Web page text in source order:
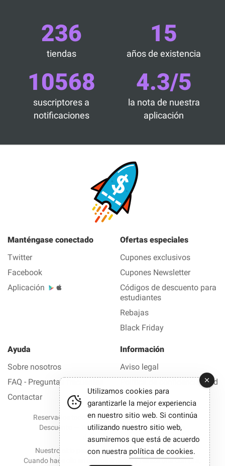
236
tiendas
15
años de existencia
10568
suscriptores a
notificaciones
4.3/5
la nota de nuestra
aplicación
Manténgase conectado
Twitter
Facebook
Aplicación
Ofertas especiales
Cupones exclusivos
Cupones Newsletter
Códigos de descuento para
estudiantes
Rebajas
Black Friday
Ayuda
Sobre nosotros
FAQ - Preguntas frecuentes
Contactar
Información
Aviso legal
Política de confidencialidad
Reservados todos los derechos © 2012-2026 Buen
Descuento — Todas las ofertas y los códigos de
descuento en 1 clic
Nuestro sitio participa en programas de afiliación.
Cuando hace clic en ciertos enlaces y realiza una compra,
Utilizamos cookies para
garantizarle la mejor experiencia
en nuestro sitio web. Si continúa
utilizando nuestro sitio web,
asumiremos que está de acuerdo
con nuestra política de cookies.